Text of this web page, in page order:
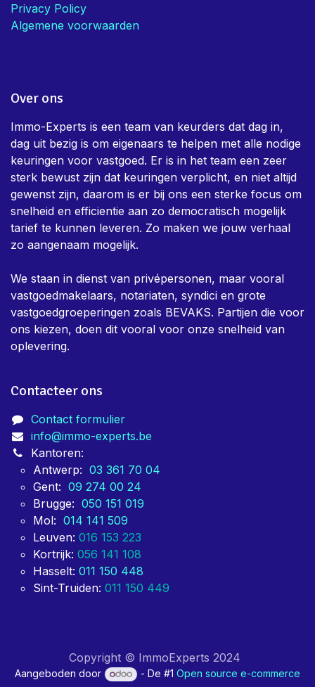
Privacy Policy
Algemene voorwaarden
Over ons
Immo-Experts is een team van keurders dat dag in,
dag uit bezig is om eigenaars te helpen met alle nodige
keuringen voor vastgoed. Er is in het team een zeer
sterk bewust zijn dat keuringen verplicht, en niet altijd
gewenst zijn, daarom is er bij ons een sterke focus om
snelheid en efficientie aan zo democratisch mogelijk
tarief te kunnen leveren. Zo maken we jouw verhaal
zo aangenaam mogelijk.
We staan in dienst van privépersonen, maar vooral
vastgoedmakelaars, notariaten, syndici en grote
vastgoedgroeperingen zoals BEVAKS. Partijen die voor
ons kiezen, doen dit vooral voor onze snelheid van
oplevering.
Contacteer ons
Contact formulier
info@immo-experts.be
Kantoren:
Antwerp: 03 361 70 04
Gent: 09 274 00 24
Brugge: 050 151 019
Mol: 014 141 509
Leuven: 016 153 223
Kortrijk: 056 141 108
Hasselt: 011 150 448
Sint-Truiden: 011 150 449
Copyright © ImmoExperts 2024
Aangeboden door - De #1Open source e-commerce